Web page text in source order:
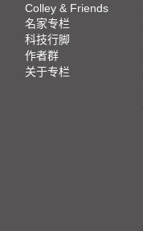
Colley & Friends
名家专栏
科技行脚
作者群
关于专栏